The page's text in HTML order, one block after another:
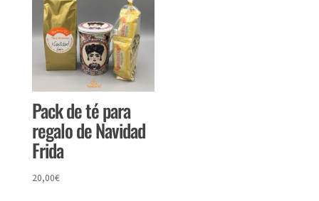
Pack de té para
regalo de Navidad
Frida
20,00€